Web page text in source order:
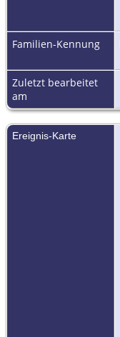
Familien-Kennung
Zuletzt bearbeitet
am
Ereignis-Karte